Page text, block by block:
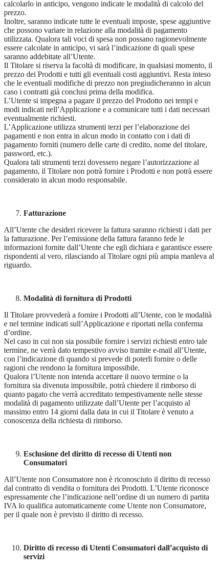
calcolarlo in anticipo, vengono indicate le modalità di calcolo del
prezzo.
Inoltre, saranno indicate tutte le eventuali imposte, spese aggiuntive
che possono variare in relazione alla modalità di pagamento
utilizzata. Qualora tali voci di spesa non possano ragionevolmente
essere calcolate in anticipo, vi sarà l’indicazione di quali spese
saranno addebitate all’Utente.
Il Titolare si riserva la facoltà di modificare, in qualsiasi momento, il
prezzo dei Prodotti e tutti gli eventuali costi aggiuntivi. Resta inteso
che le eventuali modifiche di prezzo non pregiudicheranno in alcun
caso i contratti già conclusi prima della modifica.
L’Utente si impegna a pagare il prezzo del Prodotto nei tempi e
modi indicati nell’Applicazione e a comunicare tutti i dati necessari
eventualmente richiesti.
L’Applicazione utilizza strumenti terzi per l’elaborazione dei
pagamenti e non entra in alcun modo in contatto con i dati di
pagamento forniti (numero delle carte di credito, nome del titolare,
password, etc.).
Qualora tali strumenti terzi dovessero negare l’autorizzazione al
pagamento, il Titolare non potrà fornire i Prodotti e non potrà essere
considerato in alcun modo responsabile.
Fatturazione
All’Utente che desideri ricevere la fattura saranno richiesti i dati per
la fatturazione. Per l’emissione della fattura faranno fede le
informazioni fornite dall’Utente che egli dichiara e garantisce essere
rispondenti al vero, rilasciando al Titolare ogni più ampia manleva al
riguardo.
Modalità di fornitura di Prodotti
Il Titolare provvederà a fornire i Prodotti all’Utente, con le modalità
e nel termine indicati sull’Applicazione e riportati nella conferma
d’ordine.
Nel caso in cui non sia possibile fornire i servizi richiesti entro tale
termine, ne verrà dato tempestivo avviso tramite e-mail all’Utente,
con l’indicazione di quando si prevede di poterli fornire o delle
ragioni che rendono la fornitura impossibile.
Qualora l’Utente non intenda accettare il nuovo termine o la
fornitura sia divenuta impossibile, potrà chiedere il rimborso di
quanto pagato che verrà accreditato tempestivamente nelle stesse
modalità di pagamento utilizzate dall’Utente per l’acquisto al
massimo entro 14 giorni dalla data in cui il Titolare è venuto a
conoscenza della richiesta di rimborso.
Esclusione del diritto di recesso di Utenti non
Consumatori
All’Utente non Consumatore non è riconosciuto il diritto di recesso
dal contratto di vendita o fornitura dei Prodotti. L’Utente riconosce
espressamente che l’indicazione nell’ordine di un numero di partita
IVA lo qualifica automaticamente come Utente non Consumatore,
per il quale non è previsto il diritto di recesso.
Diritto di recesso di Utenti Consumatori dall’acquisto di
servizi